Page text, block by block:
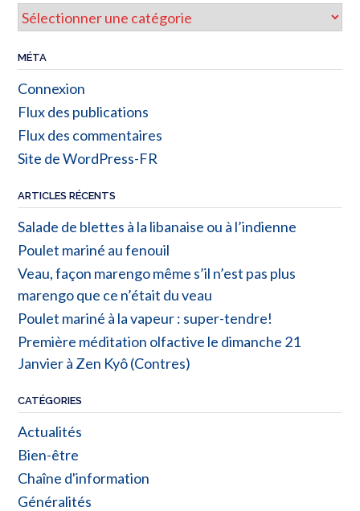
Catégories
MÉTA
Connexion
Flux des publications
Flux des commentaires
Site de WordPress-FR
ARTICLES RÉCENTS
Salade de blettes à la libanaise ou à l’indienne
Poulet mariné au fenouil
Veau, façon marengo même s’il n’est pas plus
marengo que ce n’était du veau
Poulet mariné à la vapeur : super-tendre!
Première méditation olfactive le dimanche 21
Janvier à Zen Kyô (Contres)
CATÉGORIES
Actualités
Bien-être
Chaîne d'information
Généralités